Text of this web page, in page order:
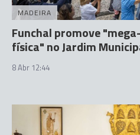
MADEIRA
Funchal promove
física" no Jardim
8 Abr 12:44